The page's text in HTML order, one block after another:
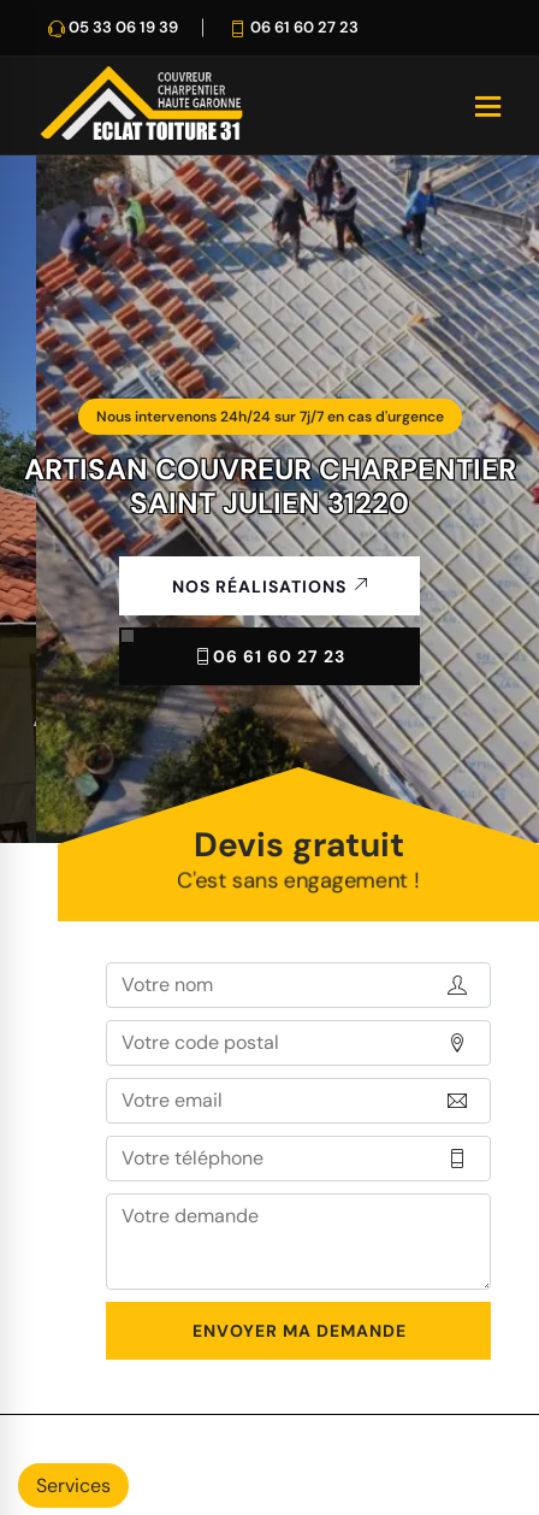
05 33 06 19 39 06 61 60 27 23
Nous intervenons 24h/24 sur 7j/7 en cas d'urgence
ARTISAN COUVREUR CHARPENTIER
SAINT JULIEN 31220
NOS RÉALISATIONS
06 61 60 27 23
Devis gratuit
C'est sans engagement !
Services